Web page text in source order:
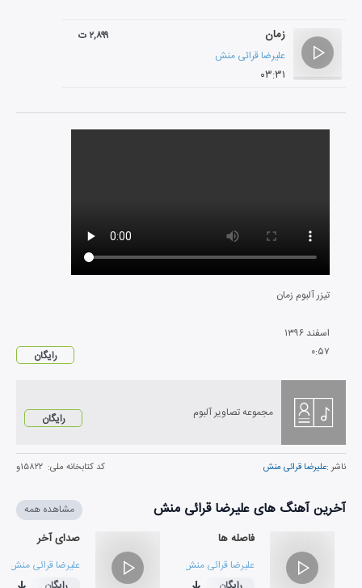
زمان
علیرضا قرائی منش
۰۳:۳۱
۲,۸۹۹ ت
تیزر آلبوم زمان
اسفند ۱۳۹۶
۰:۵۷ رایگان
مجموعه تصاویر آلبوم رایگان
ناشر :علیرضا قرائی منش کد کتابخانه ملی: ۱۵۸۲۲و
آخرین آهنگ های علیرضا قرائی منش مشاهده همه
فاصله ها
علیرضا قرائی منش
صدای آخر
علیرضا قرائی منش